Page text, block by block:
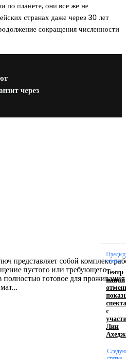
по планете, они все же не
странах даже через 30 лет
сокращения численности
через
представляет собой комплекс
пустого или требующего
готовое для проживания
инструмент бренда
статья
Театр
наций
с
Лии